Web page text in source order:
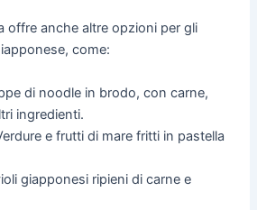
offre anche altre opzioni per gli
come:
di noodle in brodo, con carne,
ingredienti.
e frutti di mare fritti in pastella
giapponesi ripieni di carne e